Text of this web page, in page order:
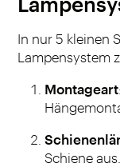
In nur 5 kleinen
Lampensystem
Montageart
Schiene